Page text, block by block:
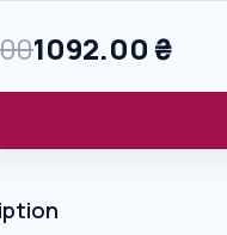
1092.00 ₴